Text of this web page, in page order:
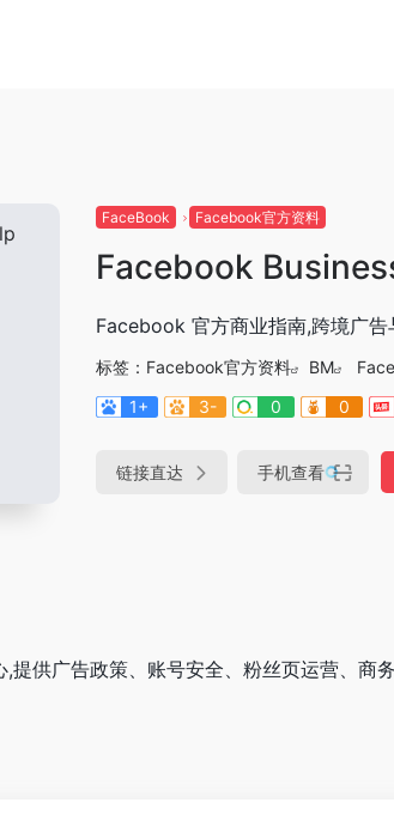
FaceBook Facebook官方资料
Facebook
Facebook 官方商业指南,跨境广告
标签： Facebook官方资料 BM
1+
3- 0 0
链接直达 手机查看
供广告政策、账号安全、粉丝页运营、商